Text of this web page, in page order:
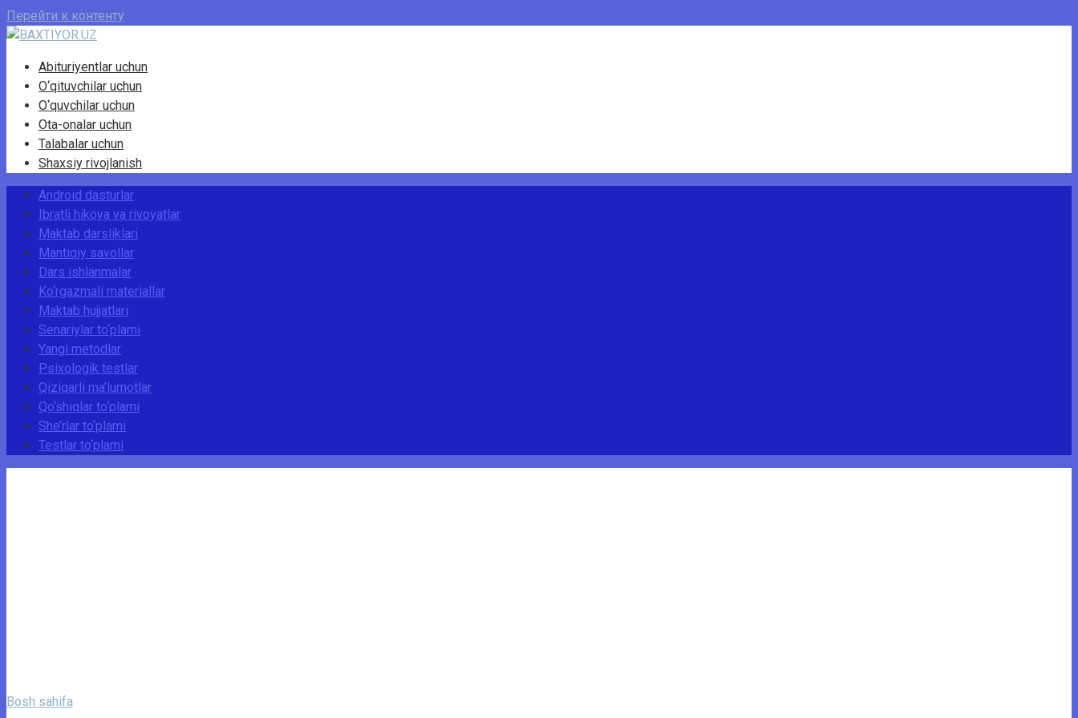
Перейти к контенту
Abituriyentlar uchun
O‘qituvchilar uchun
O‘quvchilar uchun
Ota-onalar uchun
Talabalar uchun
Shaxsiy rivojlanish
Android dasturlar
Ibratli hikoya va rivoyatlar
Maktab darsliklari
Mantiqiy savollar
Dars ishlanmalar
Ko‘rgazmali materiallar
Maktab hujjatlari
Senariylar to‘plami
Yangi metodlar
Psixologik testlar
Qiziqarli ma’lumotlar
Qo‘shiqlar to‘plami
She’rlar to‘plami
Testlar to‘plami
Bosh sahifa